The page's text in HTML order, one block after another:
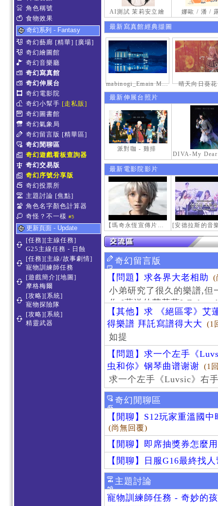
角色稱號
食物效果
奇幻系列 - Fantasy
奇幻藝廊 [精華] [廣場]
奇幻繪圖館
奇幻音樂廳
奇幻寫真館
奇幻伸展台
奇幻電影院
奇幻小幫手 [走私販]
奇幻圖書館
奇幻氣象局
奇幻留言版 [精華區]
奇幻閒聊區
奇幻遊戲看板查詢器
奇幻交易版
奇幻序號分享版
奇幻投票所
主題討論 [焦點]
角色名字顏色計算器
奇怪？不一樣 #5
更新頁面 - Update
[任務][主線任務]
G25主線任務 - 日蝕
[任務][主線/故事劇情]
寵物訓練師任務
[遊戲簡介][地圖]
摩格梅爾
[攻略][系統]
寵物探險隊
[攻略][系統]
精靈武器
AI測試 茉莉安立繪 娜歐 / 潘 /
最新寫真館經典擷圖
mabinogi_Emain Macha_2000-0600_1 晴天向日葵
最新伸展台照片
派對咖 - 雞排
最新電影院影片
【瑪奇永恆宣傳片】最初的感動
奇幻留言版
【問題】求各界大老相助
(
小弟研究了很久的樂譜,但
作 [葬送的芙莉蓮]-
【其他】求 《絕區零》艾
得樂譜 拜託寫譜得大大
(1
如提
【問題】求一个左手《
虫和你》钢琴曲谱谢谢 (1
求一个左手《Luvsic》右
奇幻閒聊區
【閒聊】S12玩家重溫國
(尚無回覆)
【閒聊】即席抽獎券怎麼
【閒聊】日服G16最終找
主題討論
寵物訓練師任務 - 奇妙的